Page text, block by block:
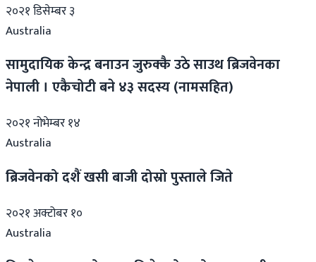
२०२१ डिसेम्बर ३
Australia
सामुदायिक केन्द्र बनाउन जुरुक्कै उठे साउथ ब्रिजवेनका
नेपाली । एकैचोटी बने ४३ सदस्य (नामसहित)
२०२१ नोभेम्बर १४
Australia
ब्रिजवेनको दशैं खसी बाजी दोस्रो पुस्ताले जिते
२०२१ अक्टोबर १०
Australia